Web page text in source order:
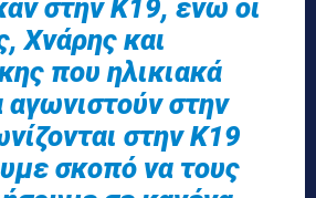
στην Κ19, ενώ οι
Χνάρης και
που ηλικιακά
στην
στην Κ19
σκοπό να τους